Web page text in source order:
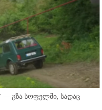
— გზა სოფელში, სადაც